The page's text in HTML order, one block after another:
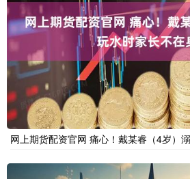
网上期货配资官网 痛心！戴某睿（4岁）